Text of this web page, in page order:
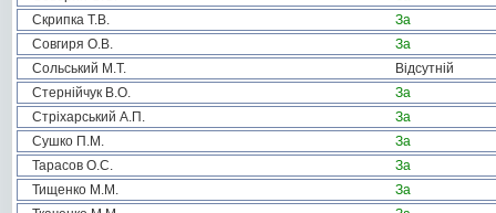
Скрипка Т.В.
За
Совгиря О.В.
За
Сольський М.Т.
Відсутній
Стернійчук В.О.
За
Стріхарський А.П.
За
Сушко П.М.
За
Тарасов О.С.
За
Тищенко М.М.
За